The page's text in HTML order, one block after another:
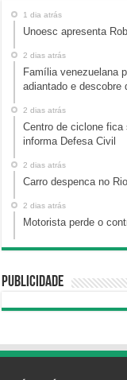
1 dia atrás
Unoesc apresenta
2 dias atrás
Família venezuelana
adiantado e descobre
2 dias atrás
Centro de ciclone fica
informa Defesa Civil
2 dias atrás
Carro despenca no
2 dias atrás
Motorista perde o
Publicidade